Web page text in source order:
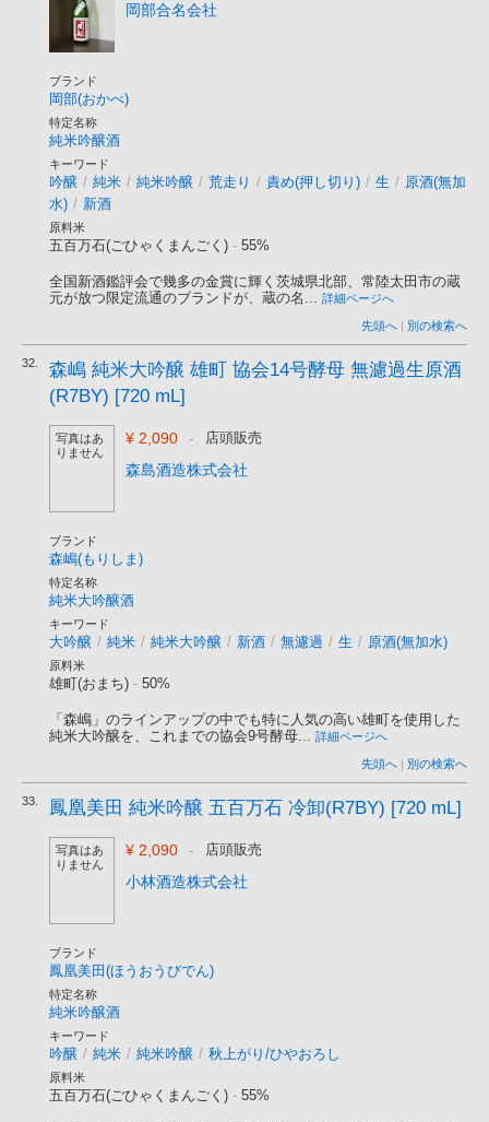
岡部合名会社
ブランド
岡部(おかべ)
特定名称
純米吟醸酒
キーワード
吟醸 / 純米 / 純米吟醸 / 荒走り / 責め(押し切り) / 生 / 原酒(無加
水) / 新酒
原料米
五百万石(ごひゃくまんごく) - 55%
全国新酒鑑評会で幾多の金賞に輝く茨城県北部、常陸太田市の蔵
元が放つ限定流通のブランドが、蔵の名... 詳細ページへ
先頭へ | 別の検索へ
32.
森嶋 純米大吟醸 雄町 協会14号酵母 無濾過生原酒
(R7BY) [720 mL]
写真はあ
りません
¥ 2,090 - 店頭販売
森島酒造株式会社
ブランド
森嶋(もりしま)
特定名称
純米大吟醸酒
キーワード
大吟醸 / 純米 / 純米大吟醸 / 新酒 / 無濾過 / 生 / 原酒(無加水)
原料米
雄町(おまち) - 50%
「森嶋」のラインアップの中でも特に人気の高い雄町を使用した
純米大吟醸を、これまでの協会9号酵母... 詳細ページへ
先頭へ | 別の検索へ
33. 鳳凰美田 純米吟醸 五百万石 冷卸(R7BY) [720 mL]
写真はあ
りません
¥ 2,090 - 店頭販売
小林酒造株式会社
ブランド
鳳凰美田(ほうおうびでん)
特定名称
純米吟醸酒
キーワード
吟醸 / 純米 / 純米吟醸 / 秋上がり/ひやおろし
原料米
五百万石(ごひゃくまんごく) - 55%